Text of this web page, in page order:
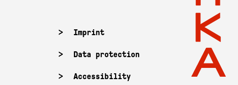
Imprint
Data protection
Accessibility